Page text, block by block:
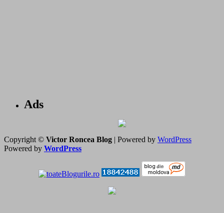
Ads
Copyright © Victor Roncea Blog | Powered by WordPress
Powered by WordPress